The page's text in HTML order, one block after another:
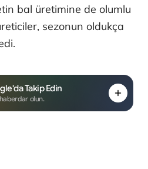
bal üretimine de olumlu
sezonun oldukça
Takip Edin
olun.